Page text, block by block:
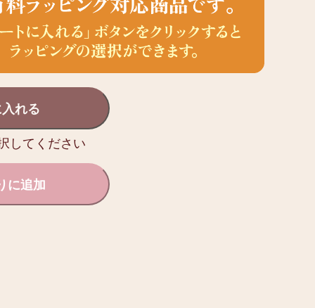
れる
してください
に追加